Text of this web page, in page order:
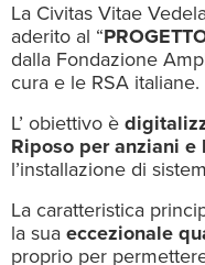
La Civitas Vitae
aderito al “
dalla Fondazione
cura e le RSA italiane.
L’ obiettivo è
Riposo per anziani e
l’installazione di
La caratteristica
la sua eccezionale
proprio per